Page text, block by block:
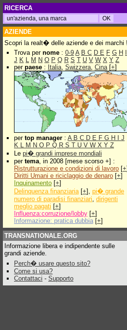
RICERCA
AZIENDE
Scopri la realt� delle aziende e dei marchi !
Trova per nome : 0-9 A B C D E F G H
J K L M N O P Q R S T U V W X Y Z
per paese : Italia, Swizzera, Cina[+]
per top manager : A B C D E F G H
J
K L M N O P Q R S T U V W X Y Z
Le pi� grandi imprese mondiali
per tema, in 2008 [mese scorso +] :
Ristrutturazione e condizioni di lavoro [+
Diritti Umani e riciclaggio de denaro [+]
Inquinamento [+]
Delinquenza finanziaria[+], pi� grande
numero di paradisi finanziari, dirigenti
meglio pagati [+]
Influenza:corruzione/lobby [+]
Informazione: pratica dubbia [+]
TRANSNATIONALE.ORG
Informazione libera e indipendente sulle
grandi aziende.
Perch� usare questo sito?
Come si usa?
Contattaci - Supporto